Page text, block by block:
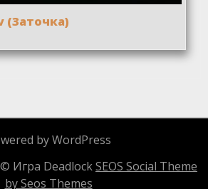
(Заточка)
by WordPress
Игра DeadlockSEOS Social Theme
by Seos Themes